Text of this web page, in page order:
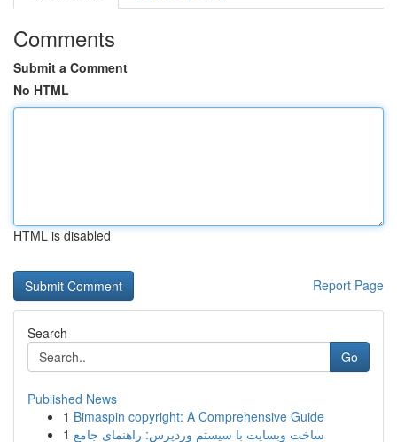
Comments
Submit a Comment
No HTML
HTML is disabled
Report Page
Search
Go
Published News
1 Bimaspin copyright: A Comprehensive Guide
1 ساخت وبسایت با سیستم وردپرس: راهنمای جامع